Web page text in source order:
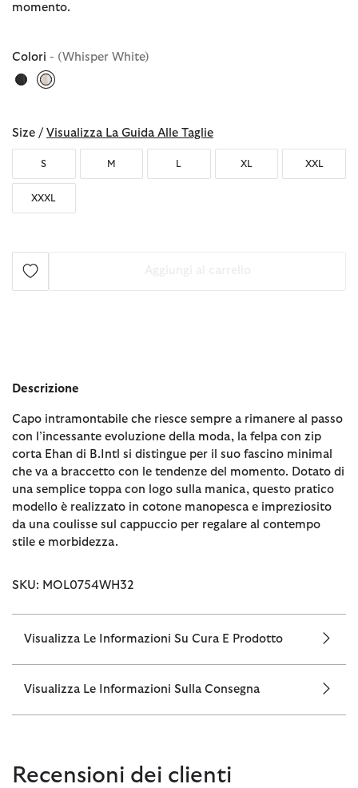
momento.
Colori - (Whisper White)
Size / Visualizza La Guida Alle Taglie
S M L XL XXL
XXXL
Descrizione
Capo intramontabile che riesce sempre a rimanere al passo
con l’incessante evoluzione della moda, la felpa con zip
corta Ehan di B.Intl si distingue per il suo fascino minimal
che va a braccetto con le tendenze del momento. Dotato di
una semplice toppa con logo sulla manica, questo pratico
modello è realizzato in cotone manopesca e impreziosito
da una coulisse sul cappuccio per regalare al contempo
stile e morbidezza.
SKU: MOL0754WH32
Visualizza Le Informazioni Su Cura E Prodotto
Visualizza Le Informazioni Sulla Consegna
Recensioni dei clienti